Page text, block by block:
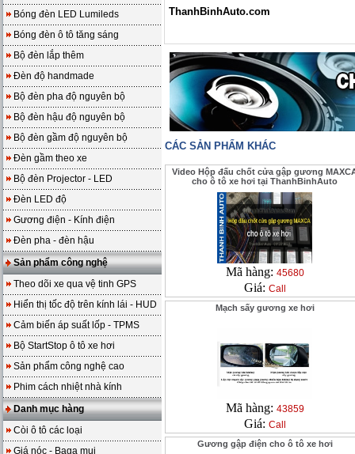
Bóng đèn LED Lumileds
Bóng đèn ô tô tăng sáng
Bộ đèn lắp thêm
Đèn độ handmade
Bộ đèn pha độ nguyên bộ
Bộ đèn hậu độ nguyên bộ
Bộ đèn gầm độ nguyên bộ
Đèn gầm theo xe
Bộ đèn Projector - LED
Đèn LED độ
Gương điện - Kính điện
Đèn pha - đèn hậu
Sản phẩm công nghệ
Theo dõi xe qua vệ tinh GPS
Hiển thị tốc độ trên kính lái - HUD
Cảm biến áp suất lốp - TPMS
Bộ StartStop ô tô xe hơi
Sản phẩm công nghệ cao
Phim cách nhiệt nhà kính
Danh mục hàng
Còi ô tô các loại
Giá nóc - Baga mui
ThanhBinhAuto.com
CÁC SẢN PHẨM KHÁC
Video Hộp đấu chốt cửa gập gương
cho ô tô xe hơi tại ThanhBinhAuto
Mã hàng: 45680
Giá: Call
Mạch sấy gương xe hơi
Mã hàng: 43859
Giá: Call
Gương gập điện cho ô tô xe hơi